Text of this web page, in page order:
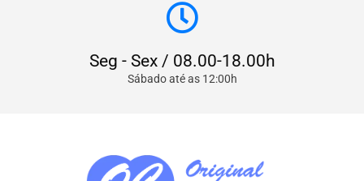
Seg - Sex / 08.00-18.00h
Sábado até as 12:00h